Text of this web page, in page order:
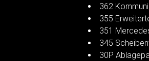
362
355
351
345
30P